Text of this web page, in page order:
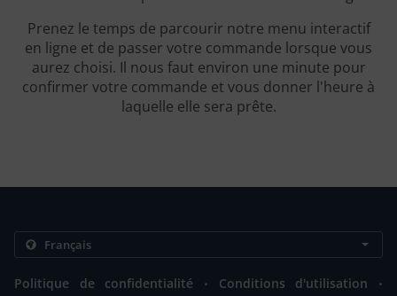
Prenez le temps de parcourir notre menu interactif
en ligne et de passer votre commande lorsque vous
aurez choisi. Il nous faut environ une minute pour
confirmer votre commande et vous donner l'heure à
laquelle elle sera prête.
Politique de confidentialité . Conditions d'utilisation .